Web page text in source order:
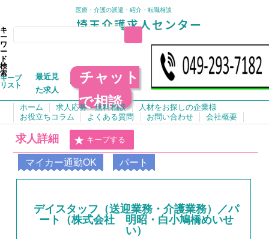
医療・介護の派遣・紹介・転職相談
キ
ー
ワ
ー
ド
検
索
キープ
リスト
最近見
た求人
チャット
で相談
ホーム 求人応募・無料相談
人材をお探しの企業様
お役立ちコラム
よくある質問 お問い合わせ 会社概要
求人詳細 キープする
マイカー通勤OK パート
デイスタッフ（送迎業務・介護業務）／パ
ート（株式会社 明昭・白小鳩橋めいせ
い）